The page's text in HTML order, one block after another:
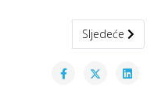
radionicu Sljedeći
Sljedeće